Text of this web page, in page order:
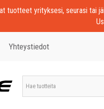
tuotteet yrityksesi, seurasi tai
Yhteystiedot